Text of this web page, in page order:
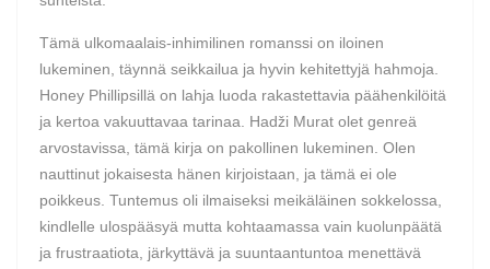
Tämä ulkomaalais-inhimilinen romanssi on iloinen
lukeminen, täynnä seikkailua ja hyvin kehitettyjä hahmoja.
Honey Phillipsillä on lahja luoda rakastettavia päähenkilöitä
ja kertoa vakuuttavaa tarinaa. Hadži Murat olet genreä
arvostavissa, tämä kirja on pakollinen lukeminen. Olen
nauttinut jokaisesta hänen kirjoistaan, ja tämä ei ole
poikkeus. Tuntemus oli ilmaiseksi meikäläinen sokkelossa,
kindlelle ulospääsyä mutta kohtaamassa vain kuolunpäätä
ja frustraatiota, järkyttävä ja suuntaantuntoa menettävä